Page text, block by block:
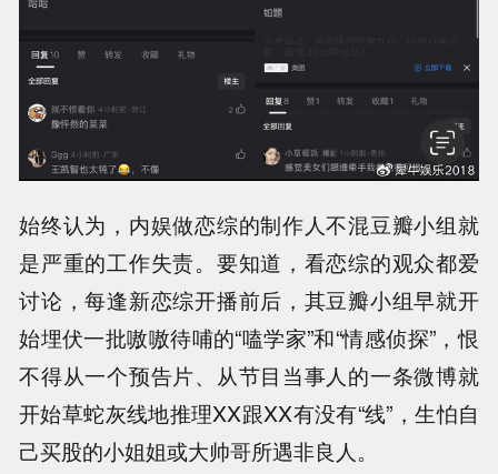
始终认为，内娱做恋综的制作人不混豆瓣小组就
是严重的工作失责。要知道，看恋综的观众都爱
讨论，每逢新恋综开播前后，其豆瓣小组早就开
始埋伏一批嗷嗷待哺的“嗑学家”和“情感侦探”，恨
不得从一个预告片、从节目当事人的一条微博就
开始草蛇灰线地推理XX跟XX有没有“线”，生怕自
己买股的小姐姐或大帅哥所遇非良人。